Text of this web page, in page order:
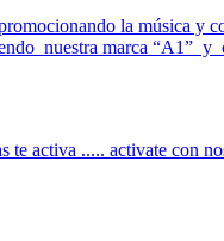
la música y
nuestra marca “A1”
te activa ..... activate con